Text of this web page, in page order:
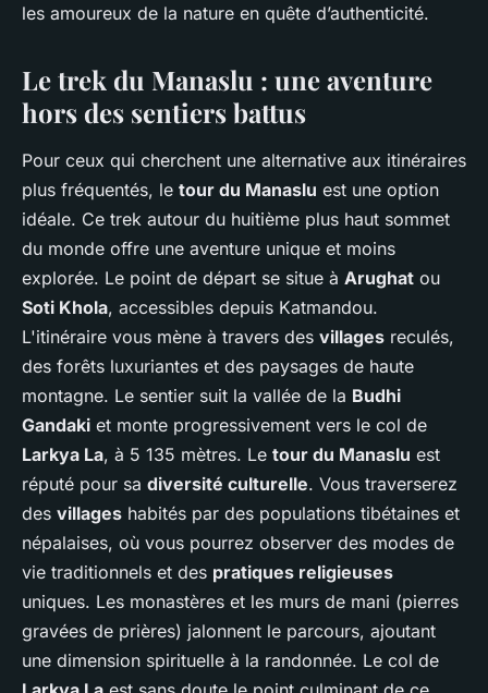
les amoureux de la nature en quête d’authenticité.
Le trek du Manaslu : une aventure
hors des sentiers battus
Pour ceux qui cherchent une alternative aux itinéraires
plus fréquentés, le tour du Manaslu est une option
idéale. Ce trek autour du huitième plus haut sommet
du monde offre une aventure unique et moins
explorée. Le point de départ se situe à Arughat ou
Soti Khola, accessibles depuis Katmandou.
L'itinéraire vous mène à travers des villages reculés,
des forêts luxuriantes et des paysages de haute
montagne. Le sentier suit la vallée de la Budhi
Gandaki et monte progressivement vers le col de
Larkya La, à 5 135 mètres. Le tour du Manaslu est
réputé pour sa diversité culturelle. Vous traverserez
des villages habités par des populations tibétaines et
népalaises, où vous pourrez observer des modes de
vie traditionnels et des pratiques religieuses
uniques. Les monastères et les murs de mani (pierres
gravées de prières) jalonnent le parcours, ajoutant
une dimension spirituelle à la randonnée. Le col de